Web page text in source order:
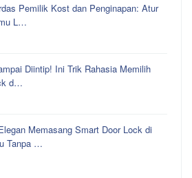
Pemilik Kost dan Penginapan: Atur
L…
Diintip! Ini Trik Rahasia Memilih
d…
Memasang Smart Door Lock di
Tanpa …